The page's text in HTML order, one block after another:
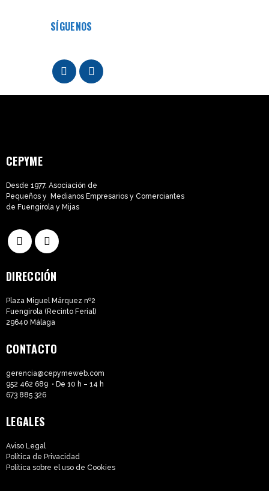
SÍGUENOS
CEPYME
Desde 1977. Asociación de
Pequeños y Medianos Empresarios y Comerciantes
de Fuengirola y Mijas
DIRECCIÓN
Plaza Miguel Márquez nº2
Fuengirola (Recinto Ferial)
29640 Málaga
CONTACTO
gerencia@cepymeweb.com
952 462 689 • De 10 h – 14 h
673 885 326
LEGALES
Aviso Legal
Política de Privacidad
Política sobre el uso de Cookies